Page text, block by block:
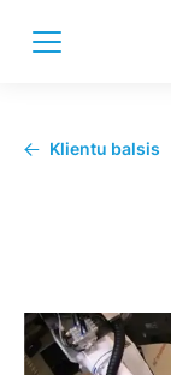
Klientu balsis